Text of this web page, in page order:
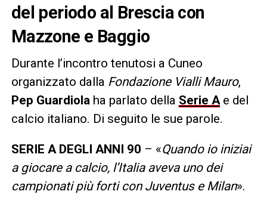
del periodo al Brescia con
Mazzone e Baggio
Durante l’incontro tenutosi a Cuneo
organizzato dalla Fondazione Vialli Mauro,
Pep Guardiolaha parlato della Serie Ae del
calcio italiano. Di seguito le sue parole.
SERIE A DEGLI ANNI 90 – «Quando io iniziai
a giocare a calcio, l’Italia aveva uno dei
campionati più forti con Juventus e Milan».